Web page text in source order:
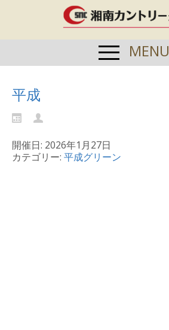
MENU
平成
開催日: 2026年1月27日
カテゴリー: 平成グリーン